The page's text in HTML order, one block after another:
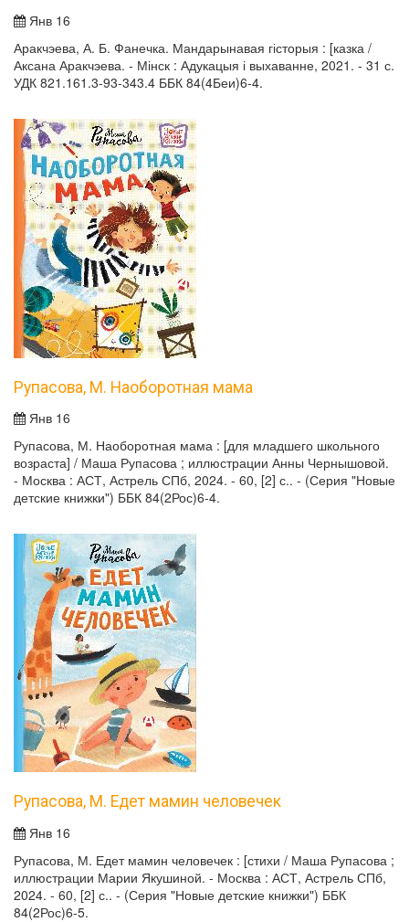
Янв 16
Аракчэева, А. Б. Фанечка. Мандарынавая гісторыя : [казка /
Аксана Аракчэева. - Мінск : Адукацыя і выхаванне, 2021. - 31 с.
УДК 821.161.3-93-343.4 ББК 84(4Беи)6-4.
Рупасова, М. Наоборотная мама
Янв 16
Рупасова, М. Наоборотная мама : [для младшего школьного
возраста] / Маша Рупасова ; иллюстрации Анны Чернышовой.
- Москва : АСТ, Астрель СПб, 2024. - 60, [2] с.. - (Серия "Новые
детские книжки") ББК 84(2Рос)6-4.
Рупасова, М. Едет мамин человечек
Янв 16
Рупасова, М. Едет мамин человечек : [стихи / Маша Рупасова ;
иллюстрации Марии Якушиной. - Москва : АСТ, Астрель СПб,
2024. - 60, [2] с.. - (Серия "Новые детские книжки") ББК
84(2Рос)6-5.